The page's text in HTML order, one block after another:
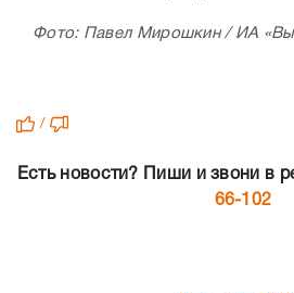
Фото: Павел Мирошкин / ИА
/
Есть новости? Пиши и звони в
66-102